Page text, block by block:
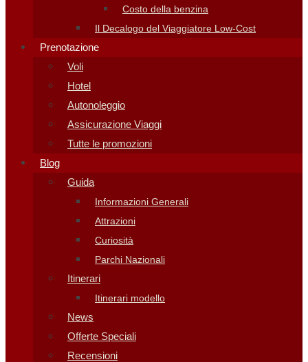
Costo della benzina
Il Decalogo del Viaggiatore Low-Cost
Prenotazione
Voli
Hotel
Autonoleggio
Assicurazione Viaggi
Tutte le promozioni
Blog
Guida
Informazioni Generali
Attrazioni
Curiosità
Parchi Nazionali
Itinerari
Itinerari modello
News
Offerte Speciali
Recensioni